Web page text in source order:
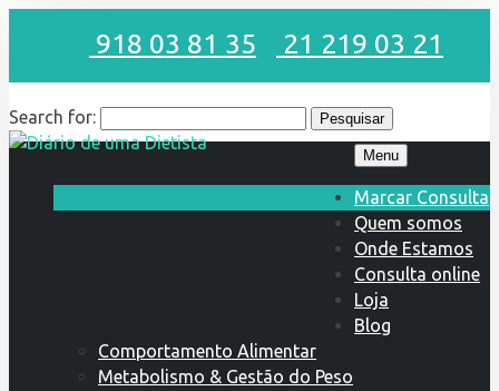
918 03 81 35 21 219 03 21
Search for:
Menu
Marcar Consulta
Quem somos
Onde Estamos
Consulta online
Loja
Blog
Comportamento Alimentar
Metabolismo & Gestão do Peso